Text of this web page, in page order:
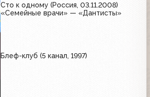
Сто к одному (Россия, 03.11.2008)
«Семейные врачи» — «Дантисты»
Блеф-клуб (5 канал, 1997)